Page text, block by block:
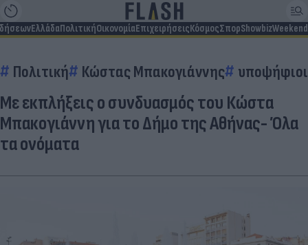
ΕλλάδαΠολιτικήΟικονομίαΕπιχειρήσειςΚόσμοςΣπορShowbizWeekend
Πολιτική Κώστας Μπακογιάννης υποψήφιοι
Με εκπλήξεις ο συνδυασμός του Κώστα
Μπακογιάννη για το Δήμο της Αθήνας- Όλα
τα ονόματα